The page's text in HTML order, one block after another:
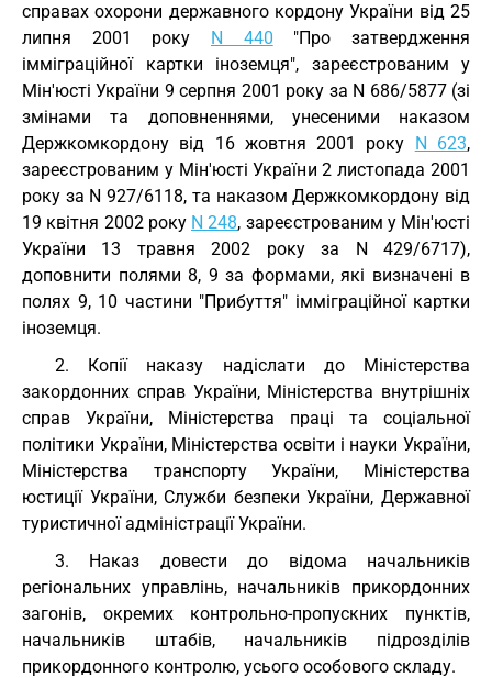
справах охорони державного кордону України від 25
липня 2001 року N 440 "Про затвердження
імміграційної картки іноземця", зареєстрованим у
Мін'юсті України 9 серпня 2001 року за N 686/5877 (зі
змінами та доповненнями, унесеними наказом
Держкомкордону від 16 жовтня 2001 року N 623,
зареєстрованим у Мін'юсті України 2 листопада 2001
року за N 927/6118, та наказом Держкомкордону від
19 квітня 2002 року N 248, зареєстрованим у Мін'юсті
України 13 травня 2002 року за N 429/6717),
доповнити полями 8, 9 за формами, які визначені в
полях 9, 10 частини "Прибуття" імміграційної картки
іноземця.
2. Копії наказу надіслати до Міністерства
закордонних справ України, Міністерства внутрішніх
справ України, Міністерства праці та соціальної
політики України, Міністерства освіти і науки України,
Міністерства транспорту України, Міністерства
юстиції України, Служби безпеки України, Державної
туристичної адміністрації України.
3. Наказ довести до відома начальників
регіональних управлінь, начальників прикордонних
загонів, окремих контрольно-пропускних пунктів,
начальників штабів, начальників підрозділів
прикордонного контролю, усього особового складу.